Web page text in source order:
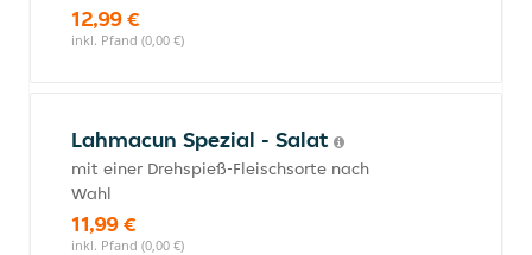
12,99 €
inkl. Pfand (0,00 €)
Lahmacun Spezial - Salat
mit einer Drehspieß-Fleischsorte nach
Wahl
11,99 €
inkl. Pfand (0,00 €)